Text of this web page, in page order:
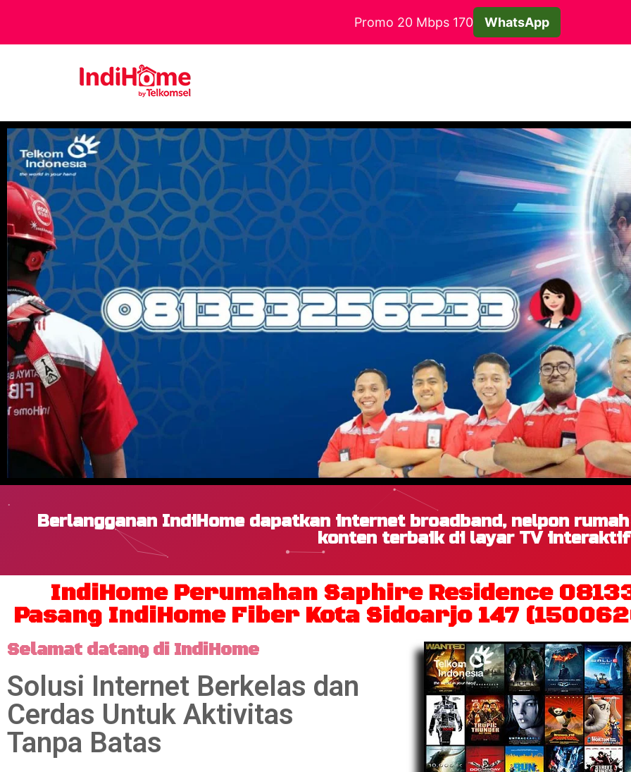
Berlangganan IndiHome dapatkan internet broadband, nelpon
konten terbaik di layar TV interaktif
IndiHome Perumahan Saphire Residence
Pasang IndiHome Fiber Kota Sidoarjo 147
Selamat datang di IndiHome
Solusi Internet Berkelas dan
Cerdas Untuk Aktivitas
Tanpa Batas
Promo 20 Mbps 170 WhatsApp